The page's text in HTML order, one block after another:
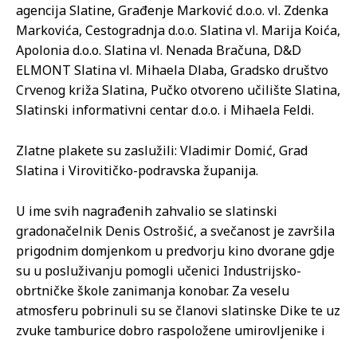
agencija Slatine, Građenje Marković d.o.o. vl. Zdenka
Markovića, Cestogradnja d.o.o. Slatina vl. Marija Koića,
Apolonia d.o.o. Slatina vl. Nenada Bračuna, D&D
ELMONT Slatina vl. Mihaela Dlaba, Gradsko društvo
Crvenog križa Slatina, Pučko otvoreno učilište Slatina,
Slatinski informativni centar d.o.o. i Mihaela Feldi.
Zlatne plakete su zaslužili: Vladimir Domić, Grad
Slatina i Virovitičko-podravska županija.
U ime svih nagrađenih zahvalio se slatinski
gradonačelnik Denis Ostrošić, a svečanost je završila
prigodnim domjenkom u predvorju kino dvorane gdje
su u posluživanju pomogli učenici Industrijsko-
obrtničke škole zanimanja konobar. Za veselu
atmosferu pobrinuli su se članovi slatinske Dike te uz
zvuke tamburice dobro raspoložene umirovljenike i